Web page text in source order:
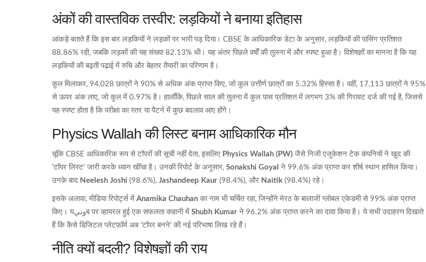
अंकों की वास्तविक तस्वीर: लड़कियों ने बनाया इतिहास
आंकड़े बताते हैं कि इस बार लड़कियों ने लड़कों पर भारी पड़ दिया। CBSE के आधिकारिक डेटा के अनुसार, लड़कियों की पासिंग प्रतिशत
88.86% रही, जबकि लड़कों की यह संख्या 82.13% थी। यह अंतर पिछले वर्षों की तुलना में और स्पष्ट हुआ है। विशेषज्ञों का मानना है कि यह
लड़कियों की बढ़ती पढ़ाई में रुचि और बेहतर तैयारी का परिणाम है।
कुल मिलाकर, 94,028 छात्रों ने 90% से अधिक अंक प्राप्त किए, जो कुल उत्तीर्ण छात्रों का 5.32% हिस्सा है। वहीं, 17,113 छात्रों ने 95%
से ऊपर अंक लाए, जो कुल में 0.97% है। हालाँकि, पिछले साल की तुलना में कुल पास प्रतिशत में लगभग 3% की गिरावट दर्ज की गई है, जिससे
यह स्पष्ट होता है कि परीक्षा का स्तर या पैटर्न में कुछ बदलाव आए होंगे।
Physics Wallah की लिस्ट बनाम आधिकारिक मौन
चूंकि CBSE आधिकारिक रूप से टॉपरों की सूची नहीं देता, इसलिए Physics Wallah (PW) जैसे निजी एजुकेशन टेक कंपनियों ने खुद की
'टॉपर लिस्ट' जारी करके ध्यान खींचा है। उनकी रिपोर्ट के अनुसार, Sonakshi Goyal ने 99.6% अंक प्राप्त कर शीर्ष स्थान हासिल किया।
उनके बाद Neelesh Joshi (98.6%), Jashandeep Kaur (98.4%), और Naitik (98.4%) रहे।
इसके अलावा, मीडिया रिपोर्ट्स में Anamika Chauhan का नाम भी चर्चित रहा, जिन्होंने मेरठ के बालाजी ग्लोबल एकेडमी से 99% अंक प्राप्त
किए। यوتيब पर व्हायरल हुई एक सफलता कहानी में Shubh Kumar ने 96.2% अंक प्राप्त करने का दावा किया है। ये सभी उदाहरण दिखाते
हैं कि कैसे डिजिटल प्लेटफ़ॉर्म अब 'टॉपर बनने' की नई परिभाषा लिख रहे हैं।
नीति क्यों बदली? विशेषज्ञों की राय